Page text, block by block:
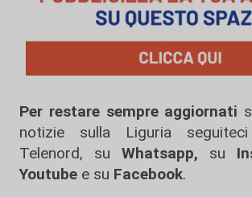
Per restare sempre aggiornati
notizie sulla Liguria
Telenord, su
Whatsapp, su
Youtube e su Facebook.